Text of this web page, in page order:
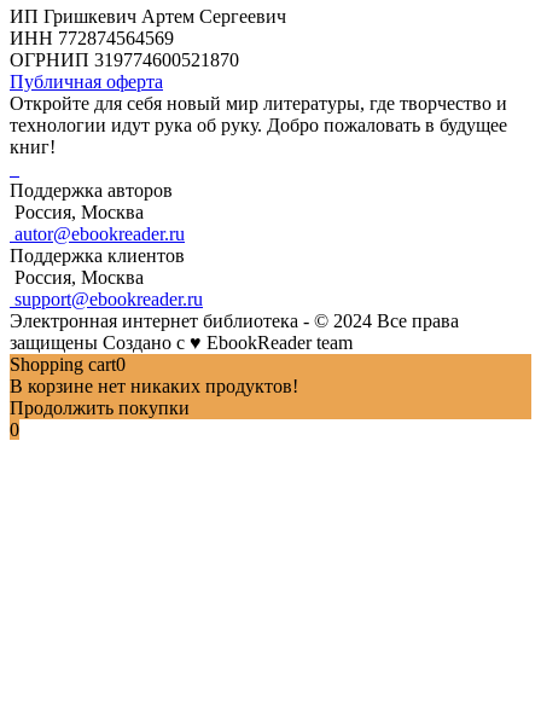
ИП Гришкевич Артем Сергеевич
ИНН 772874564569
ОГРНИП 319774600521870
Публичная оферта
Откройте для себя новый мир литературы, где творчество и
технологии идут рука об руку. Добро пожаловать в будущее
книг!
Поддержка авторов
Россия, Москва
autor@ebookreader.ru
Поддержка клиентов
Россия, Москва
support@ebookreader.ru
Электронная интернет библиотека - © 2024 Все права
защищены Создано с ♥ EbookReader team
Shopping cart0
В корзине нет никаких продуктов!
Продолжить покупки
0